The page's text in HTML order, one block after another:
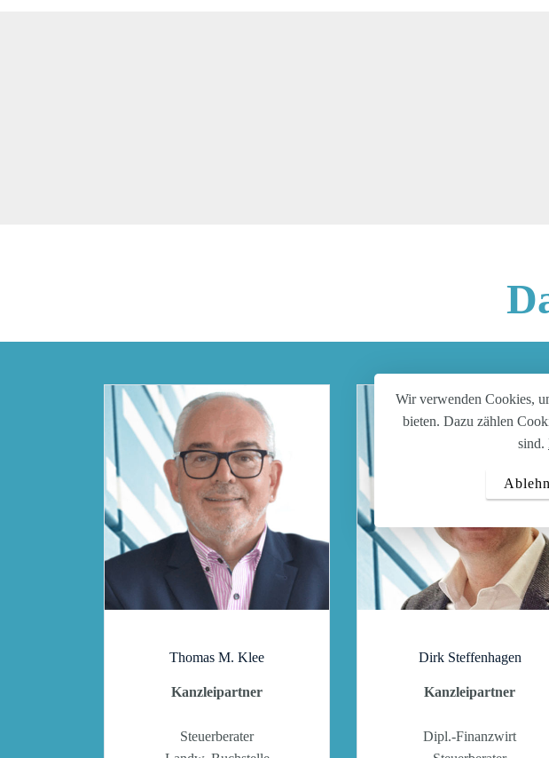
Thomas M. Klee
Kanzleipartner
Steuerberater
Dirk Steffenhagen
Kanzleipartner
Dipl.-Finanzwirt
Wir verwenden Cookies,
bieten. Dazu zählen
sind.